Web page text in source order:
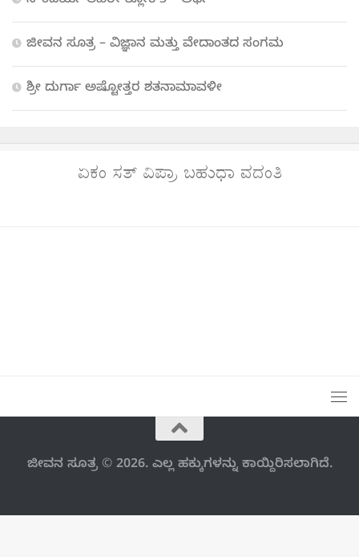
ಜೀವನ ಸೂತ್ರ – ವಿಜ್ಞಾನ ಮತ್ತು ವೇದಾಂತದ ಸಂಗಮ
ಶ್ರೀ ದುರ್ಗಾ ಅಷ್ಟೋತ್ತರ ಶತನಾಮಾವಳೀ
ಏಕಂ ಸತ್ ವಿಪ್ರಾ ಬಹುಧಾ ವದಂತಿ
ಜೀವನ ಸೂತ್ರ © 2026. ಎಲ್ಲ ಹಕ್ಕುಗಳನ್ನು ಕಾಯ್ದಿರಿಸಲಾಗಿದೆ.